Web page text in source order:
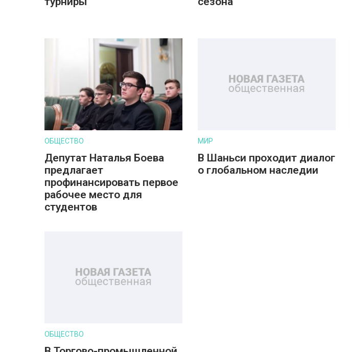
ОБЩЕСТВО
Депутат Наталья Боева
предлагает
профинансировать первое
рабочее место для
студентов
МИР
В Шаньси проходит диалог
о глобальном наследии
ОБЩЕСТВО